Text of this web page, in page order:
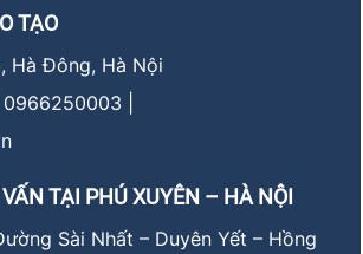
TẠO
Hà Đông, Hà Nội
|
TẠI PHÚ XUYÊN – HÀ NỘI
Sài Nhất – Duyên Yết – Hồng